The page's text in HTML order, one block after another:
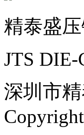
精泰盛
JTS
深圳市